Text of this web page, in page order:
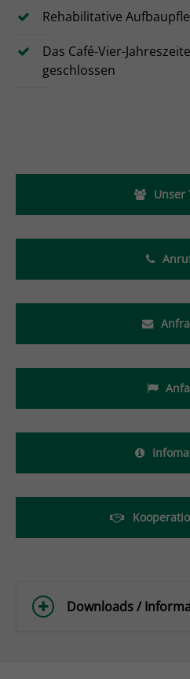
Rehabilitative
Das Café-Vier-
geschlossen
Unser
Downloads /